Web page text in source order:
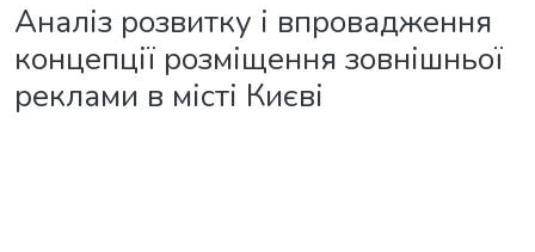
Аналіз розвитку і впровадження
концепції розміщення зовнішньої
реклами в місті Києві